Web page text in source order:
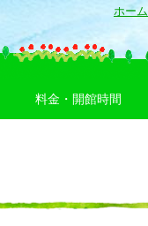
ホーム
料金・開館時間